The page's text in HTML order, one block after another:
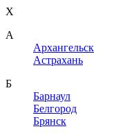
X
A
Архангельск
Астрахань
Б
Барнаул
Белгород
Брянск